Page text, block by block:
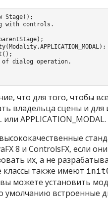
Stage();
with controls.
dialog operation.
что для того, чтобы
владельца сцены и для
или APPLICATION_MODAL.
8 и ControlsFX, если
их, а не
классы также имеют
можете установить
умолчанию встроенные